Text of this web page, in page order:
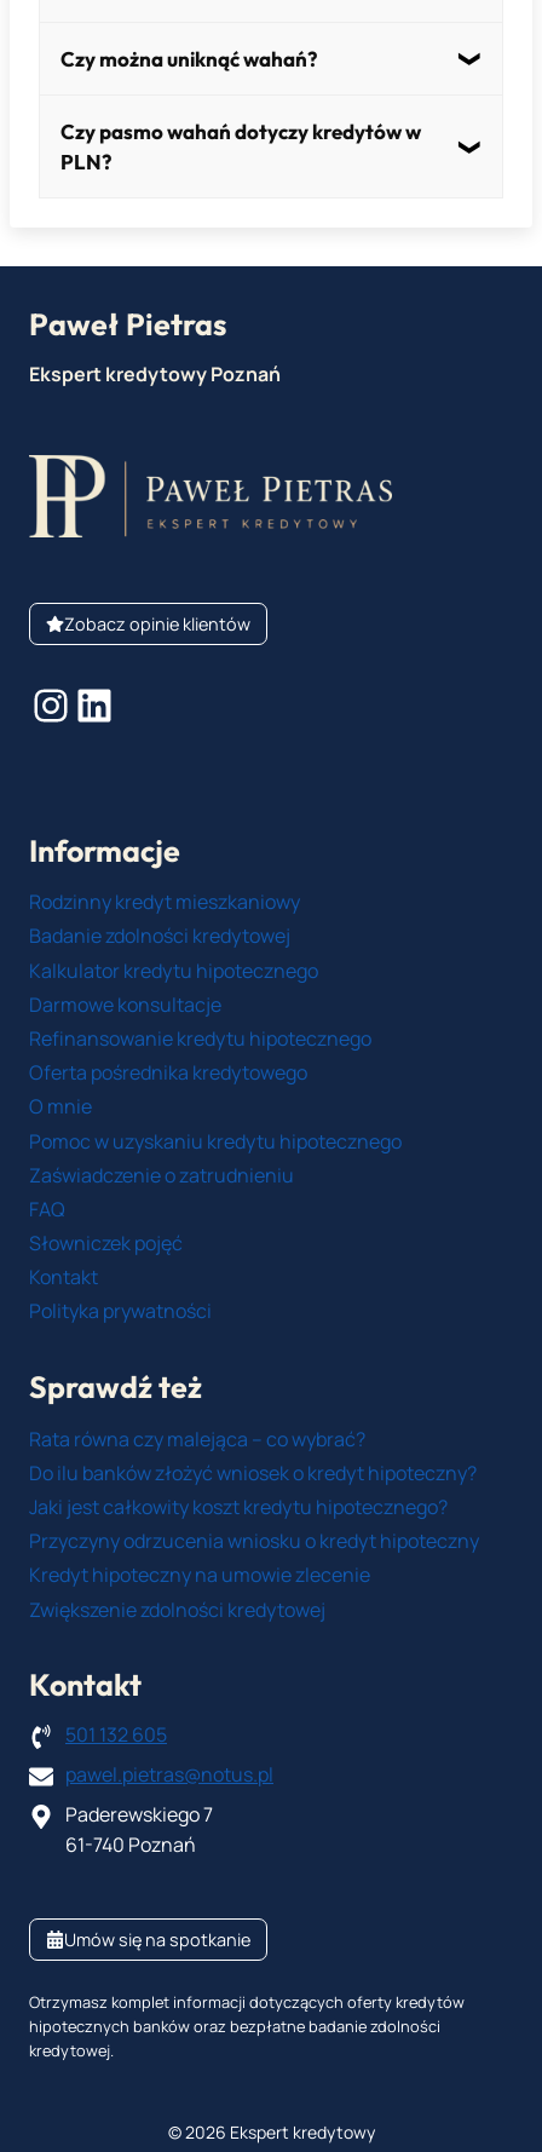
Tak – przy dużych zmianach stóp lub kursów.
Czy można uniknąć wahań?
Tak – wybierając oprocentowanie stałe (na
określony czas).
Czy pasmo wahań dotyczy kredytów w
PLN?
Paweł Pietras
Ekspert kredytowy Poznań
Zobacz opinie klientów
Instagram
LinkedIn
Informacje
Rodzinny kredyt mieszkaniowy
Badanie zdolności kredytowej
Kalkulator kredytu hipotecznego
Darmowe konsultacje
Refinansowanie kredytu hipotecznego
Oferta pośrednika kredytowego
O mnie
Pomoc w uzyskaniu kredytu hipotecznego
Zaświadczenie o zatrudnieniu
FAQ
Słowniczek pojęć
Kontakt
Polityka prywatności
Sprawdź też
Rata równa czy malejąca – co wybrać?
Do ilu banków złożyć wniosek o kredyt hipoteczny?
Jaki jest całkowity koszt kredytu hipotecznego?
Przyczyny odrzucenia wniosku o kredyt hipoteczny
Kredyt hipoteczny na umowie zlecenie
Zwiększenie zdolności kredytowej
Kontakt
501 132 605
pawel.pietras@notus.pl
Paderewskiego 7
61-740 Poznań
Umów się na spotkanie
Otrzymasz komplet informacji dotyczących oferty kredytów
hipotecznych banków oraz bezpłatne badanie zdolności
kredytowej.
© 2026 Ekspert kredytowy